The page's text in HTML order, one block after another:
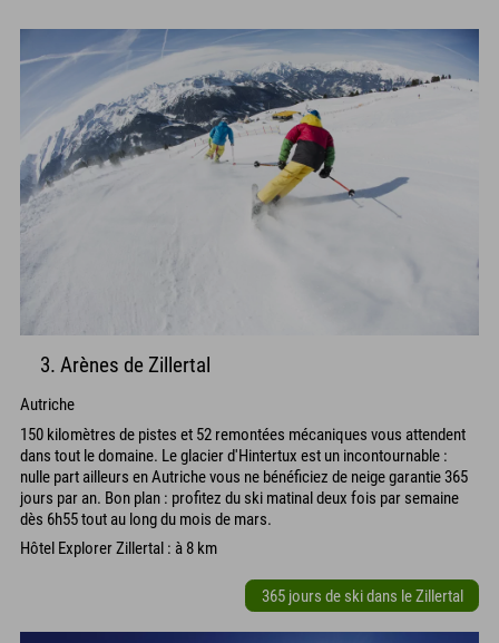
3. Arènes de Zillertal
Autriche
150 kilomètres de pistes et 52 remontées mécaniques vous attendent
dans tout le domaine. Le glacier d'Hintertux est un incontournable :
nulle part ailleurs en Autriche vous ne bénéficiez de neige garantie 365
jours par an. Bon plan : profitez du ski matinal deux fois par semaine
dès 6h55 tout au long du mois de mars.
Hôtel Explorer Zillertal : à 8 km
365 jours de ski dans le Zillertal